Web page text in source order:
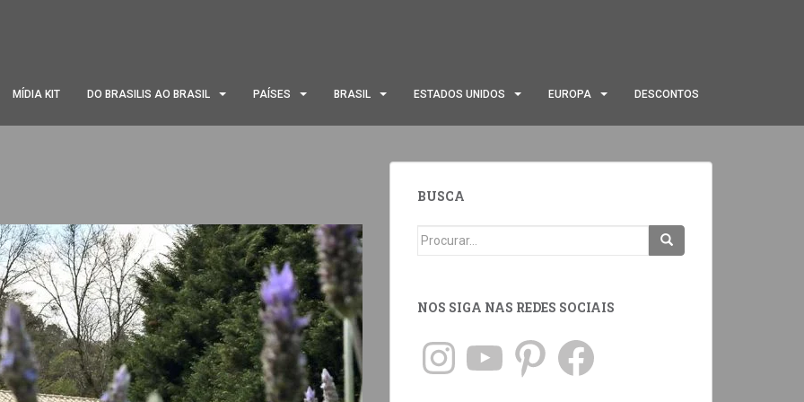
MÍDIA KIT DO BRASILIS AO BRASIL PAÍSES BRASIL ESTADOS UNIDOS EUROPA DESCONTOS
BUSCA
NOS SIGA NAS REDES SOCIAIS